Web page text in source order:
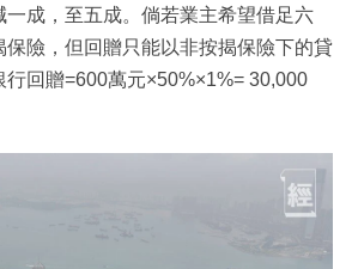
一成，至五成。倘若業主希望借足六
保險，但回贈只能以非按揭保險下的貸
回贈=600萬元×50%×1%= 30,000